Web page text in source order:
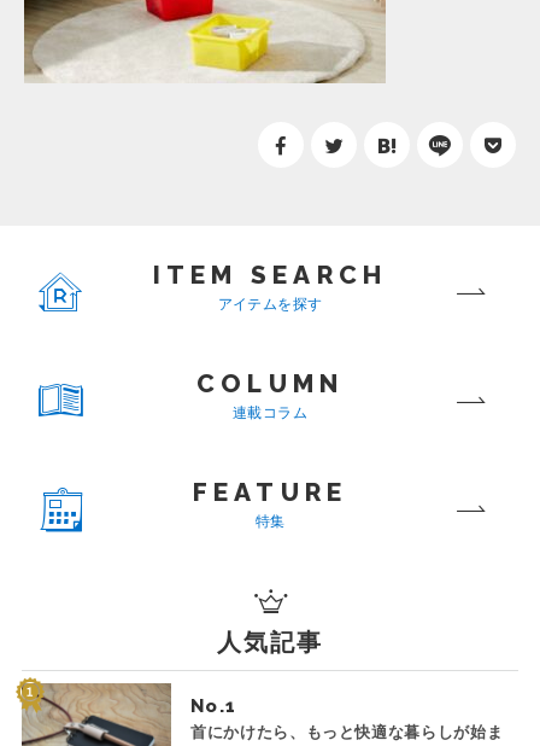
ITEM SEARCH
アイテムを探す
COLUMN
連載コラム
FEATURE
特集
人気記事
No.
首にかけたら、もっと快適な暮らしが始ま